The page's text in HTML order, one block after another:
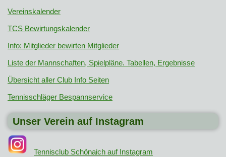
Vereinskalender
TCS Bewirtungskalender
Info: Mitglieder bewirten Mitglieder
Liste der Mannschaften, Spielpläne. Tabellen, Ergebnisse
Übersicht aller Club Info Seiten
Tennisschläger Bespannservice
Unser Verein auf Instagram
Tennisclub Schönaich auf Instagram